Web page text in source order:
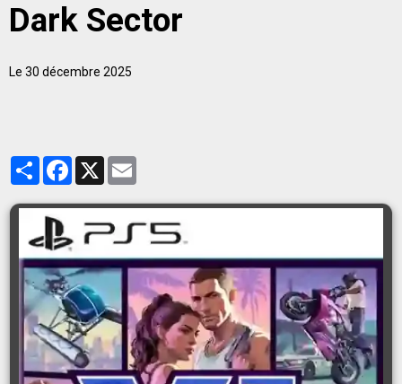
Dark Sector
Le 30 décembre 2025
PartagerFacebook
X